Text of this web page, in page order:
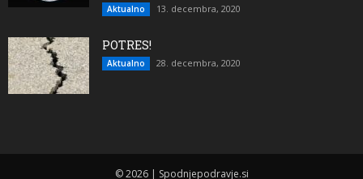
Aktualno 13. decembra, 2020
POTRES!
Aktualno 28. decembra, 2020
© 2026 | Spodnjepodravje.si